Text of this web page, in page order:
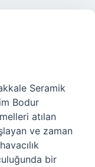
Seramik
Bodur
atılan
ve zaman
bir